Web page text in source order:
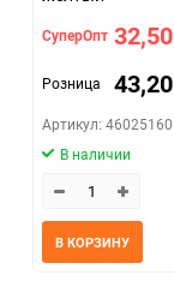
СуперОпт 32,50
Розница 43,20
Артикул: 46025160
В наличии
В КОРЗИНУ